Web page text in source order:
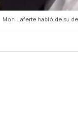
Mon Laferte habló de su